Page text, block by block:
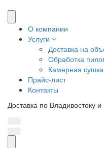
О компании
Услуги
Доставка на
Обработка
Камерная
Прайс-лист
Контакты
Доставка по Владивостоку